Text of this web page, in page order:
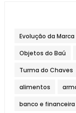
Evolução da Marca
Objetos do Baú
Turma do Chaves
alimentos
banco e financeira